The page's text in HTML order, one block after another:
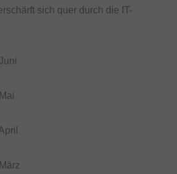
sich quer durch die IT-